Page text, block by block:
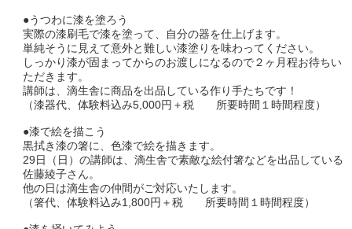
●うつわに漆を塗ろう
実際の漆刷毛で漆を塗って、自分の器を仕上げます。
単純そうに見えて意外と難しい漆塗りを味わってください。
しっかり漆が固まってからのお渡しになるので２ヶ月程お待ちい
ただきます。
講師は、滴生舎に商品を出品している作り手たちです！
（漆器代、体験料込み5,000円＋税 所要時間１時間程度）
●漆で絵を描こう
黒拭き漆の箸に、色漆で絵を描きます。
29日（日）の講師は、滴生舎で素敵な絵付箸などを出品している
佐藤綾子さん。
他の日は滴生舎の仲間がご対応いたします。
（箸代、体験料込み1,800円＋税 所要時間１時間程度）